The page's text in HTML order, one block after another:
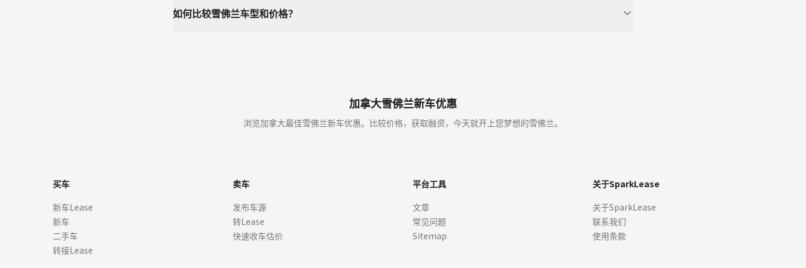
如何比较雪佛兰车型和价格？
加拿大雪佛兰新车优惠
浏览加拿大最佳雪佛兰新车优惠。比较价格，获取融资，今天就开上您梦想的雪佛兰。
买车
新车Lease
新车
二手车
转接Lease
卖车
发布车源
转Lease
快速收车估价
平台工具
文章
常见问题
Sitemap
关于SparkLease
关于SparkLease
联系我们
使用条款